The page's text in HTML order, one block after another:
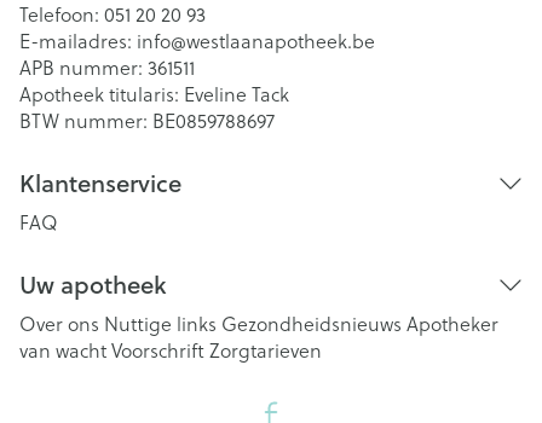
Telefoon: 051 20 20 93
E-mailadres: info@westlaanapotheek.be
APB nummer: 361511
Apotheek titularis: Eveline Tack
BTW nummer: BE0859788697
Klantenservice
FAQ
Uw apotheek
Over ons Nuttige links Gezondheidsnieuws Apotheker
van wachtVoorschriftZorgtarieven